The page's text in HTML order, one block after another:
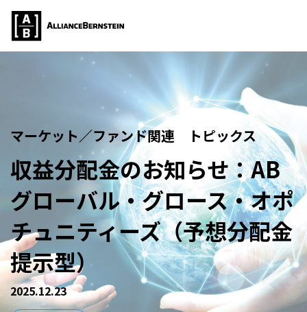
マーケット／ファンド関連 トピックス
収益分配金のお知らせ：AB
グローバル・グロース・オポ
チュニティーズ（予想分配金
提示型）
2025.12.23